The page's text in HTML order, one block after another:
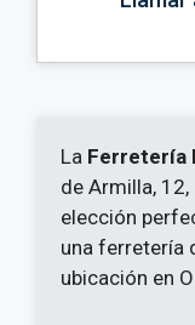
La Ferretería
de Armilla,
elección
una ferretería
ubicación en